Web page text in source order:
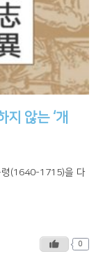
않는 ‘개
령(1640-1715)을 다
0